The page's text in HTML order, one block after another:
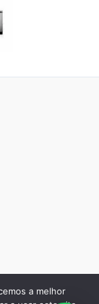
- Central de
a melhor